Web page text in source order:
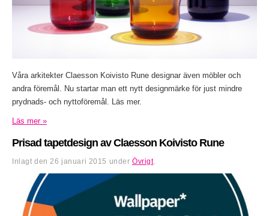
Våra arkitekter Claesson Koivisto Rune designar även möbler och
andra föremål. Nu startar man ett nytt designmärke för just mindre
prydnads- och nyttoföremål. Läs mer.
Läs mer »
Prisad tapetdesign av Claesson Koivisto Rune
Inlagt den 26 januari 2015 underÖvrigt.